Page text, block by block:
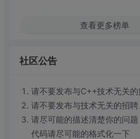
查看更多榜单
社区公告
请不要发布与C++技术无关的
请不要发布与技术无关的招
请尽可能的描述清楚你的问
代码请尽可能的格式化一下